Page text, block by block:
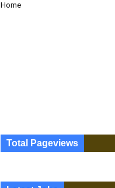
Home
Total Pageviews